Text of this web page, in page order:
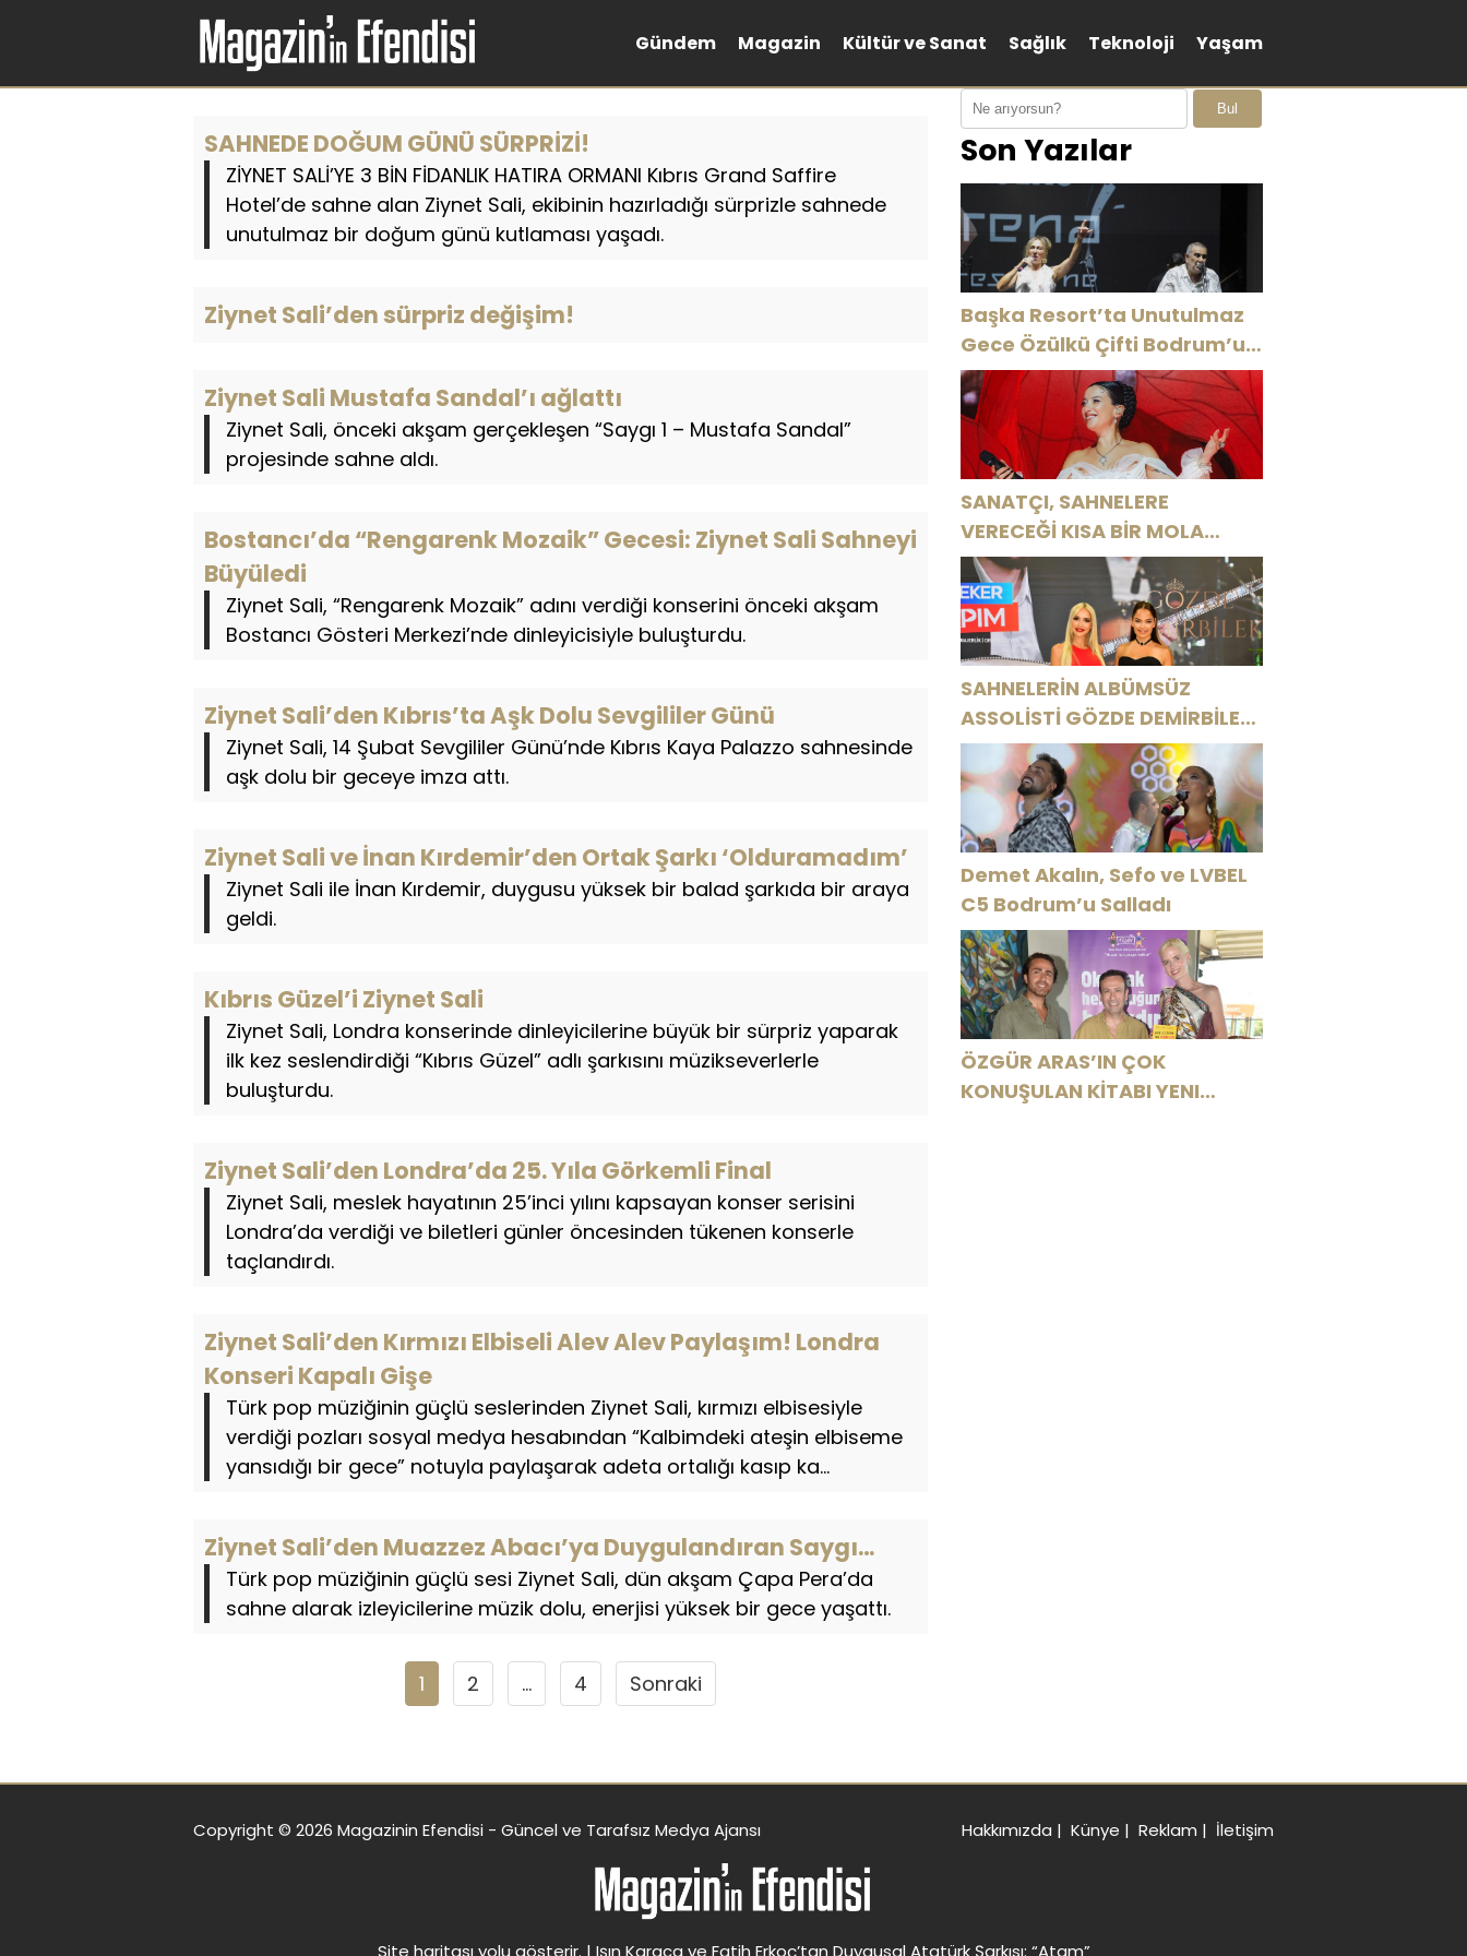
Gündem Magazin Kültür ve Sanat Sağlık Teknoloji Yaşam
SAHNEDE DOĞUM GÜNÜ SÜRPRİZİ!
ZİYNET SALİ’YE 3 BİN FİDANLIK HATIRA ORMANI Kıbrıs Grand Saffire
Hotel’de sahne alan Ziynet Sali, ekibinin hazırladığı sürprizle sahnede
unutulmaz bir doğum günü kutlaması yaşadı.
Ziynet Sali’den sürpriz değişim!
Ziynet Sali Mustafa Sandal’ı ağlattı
Ziynet Sali, önceki akşam gerçekleşen “Saygı 1 – Mustafa Sandal”
projesinde sahne aldı.
Bostancı’da “Rengarenk Mozaik” Gecesi: Ziynet Sali Sahneyi
Büyüledi
Ziynet Sali, “Rengarenk Mozaik” adını verdiği konserini önceki akşam
Bostancı Gösteri Merkezi’nde dinleyicisiyle buluşturdu.
Ziynet Sali’den Kıbrıs’ta Aşk Dolu Sevgililer Günü
Ziynet Sali, 14 Şubat Sevgililer Günü’nde Kıbrıs Kaya Palazzo sahnesinde
aşk dolu bir geceye imza attı.
Ziynet Sali ve İnan Kırdemir’den Ortak Şarkı ‘Olduramadım’
Ziynet Sali ile İnan Kırdemir, duygusu yüksek bir balad şarkıda bir araya
geldi.
Kıbrıs Güzel’i Ziynet Sali
Ziynet Sali, Londra konserinde dinleyicilerine büyük bir sürpriz yaparak
ilk kez seslendirdiği “Kıbrıs Güzel” adlı şarkısını müzikseverlerle
buluşturdu.
Ziynet Sali’den Londra’da 25. Yıla Görkemli Final
Ziynet Sali, meslek hayatının 25’inci yılını kapsayan konser serisini
Londra’da verdiği ve biletleri günler öncesinden tükenen konserle
taçlandırdı.
Ziynet Sali’den Kırmızı Elbiseli Alev Alev Paylaşım! Londra
Konseri Kapalı Gişe
Türk pop müziğinin güçlü seslerinden Ziynet Sali, kırmızı elbisesiyle
verdiği pozları sosyal medya hesabından “Kalbimdeki ateşin elbiseme
yansıdığı bir gece” notuyla paylaşarak adeta ortalığı kasıp ka...
Ziynet Sali’den Muazzez Abacı’ya Duygulandıran Saygı…
Türk pop müziğinin güçlü sesi Ziynet Sali, dün akşam Çapa Pera’da
sahne alarak izleyicilerine müzik dolu, enerjisi yüksek bir gece yaşattı.
1 2 … 4 Sonraki
Bul
Son Yazılar
Başka Resort’ta Unutulmaz
Gece Özülkü Çifti Bodrum’u
Büyüledi
SANATÇI, SAHNELERE
VERECEĞİ KISA BİR MOLA
ÖNCESİ 13 AĞUSTOS’TA SON
KEZ HARBİYE’DE OLACAK!
SAHNELERİN ALBÜMSÜZ
ASSOLİSTİ GÖZDE DEMİRBİLEK,
NR1 MAGAZİN’DE: “SON
ASSOLİST OLARAK VAR
OLACAĞIM!”
Demet Akalın, Sefo ve LVBEL
C5 Bodrum’u Salladı
ÖZGÜR ARAS’IN ÇOK
KONUŞULAN KİTABI YENI
Copyright © 2026 Magazinin Efendisi - Güncel ve Tarafsız Medya Ajansı Hakkımızda | Künye | Reklam | İletişim
Site haritası yolu gösterir. | Işın Karaca ve Fatih Erkoç’tan Duygusal Atatürk Şarkısı: “Atam”